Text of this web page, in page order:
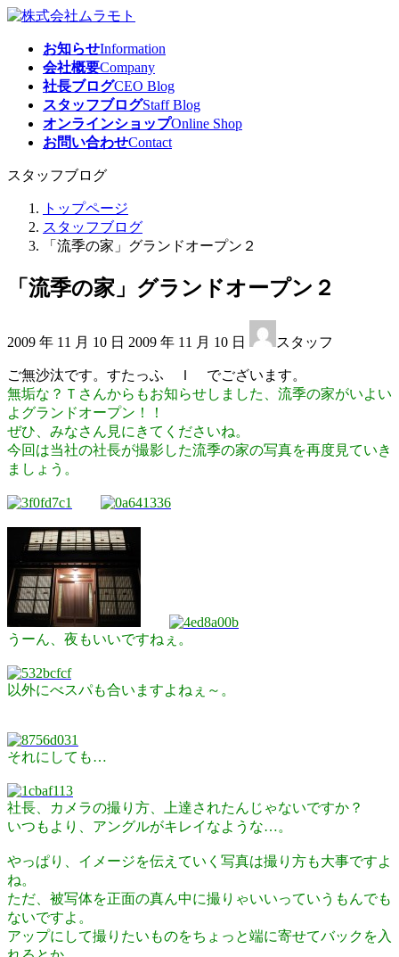
コ
プ
ナ
動
お知らせInformation
会社概要Company
社長ブログCEO Blog
スタッフブログStaff Blog
オンラインショップOnline Shop
お問い合わせContact
スタッフブログ
トップページ
スタッフブログ
「流季の家」グランドオープン２
「流季の家」グランドオープン２
2009 年 11 月 10 日 終
新
日
時
:
2009 年 11 月 10 日 スタッフ
ご無沙汰です。すたっふ Ｉ でございます。
無垢な？Ｔさんからもお知らせしました、流季の家がいよい
よグランドオープン！！
ぜひ、みなさん見にきてくださいね。
今回は当社の社長が撮影した流季の家の写真を再度見ていき
ましょう。
うーん、夜もいいですねぇ。
以外にべスパも合いますよねぇ～。
それにしても…
社長、カメラの撮り方、上達されたんじゃないですか？
いつもより、アングルがキレイなような…。
やっぱり、イメージを伝えていく写真は撮り方も大事ですよ
ね。
ただ、被写体を正面の真ん中に撮りゃいいっていうもんでも
ないですよ。
アップにして撮りたいものをちょっと端に寄せてバックを入